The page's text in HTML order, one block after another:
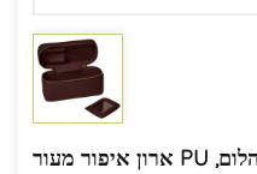
ארון איפור מעור PU בהתאמה אישית עם דוגמת יהלום,